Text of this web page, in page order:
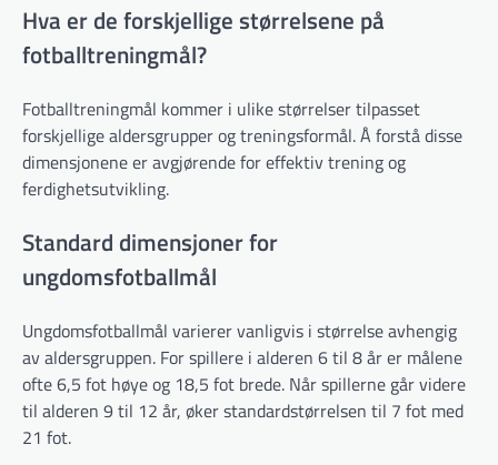
Hva er de forskjellige størrelsene på
fotballtreningmål?
Fotballtreningmål kommer i ulike størrelser tilpasset
forskjellige aldersgrupper og treningsformål. Å forstå disse
dimensjonene er avgjørende for effektiv trening og
ferdighetsutvikling.
Standard dimensjoner for
ungdomsfotballmål
Ungdomsfotballmål varierer vanligvis i størrelse avhengig
av aldersgruppen. For spillere i alderen 6 til 8 år er målene
ofte 6,5 fot høye og 18,5 fot brede. Når spillerne går videre
til alderen 9 til 12 år, øker standardstørrelsen til 7 fot med
21 fot.